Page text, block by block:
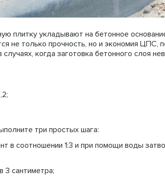
плитку укладывают на бетонное
не только прочность, но и экономия ЦПС,
когда заготовка бетонного слоя
три простых шага:
в соотношении 1:3 и при помощи воды
3 сантиметра;